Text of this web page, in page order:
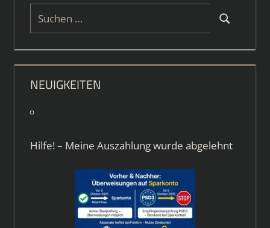
Suchen
nach:
Suchen
NEUIGKEITEN
Hilfe! – Meine Auszahlung wurde abgelehnt